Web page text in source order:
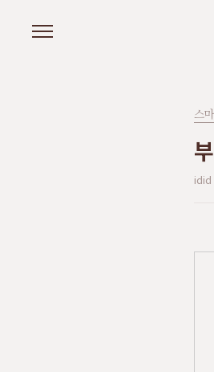
스
idid